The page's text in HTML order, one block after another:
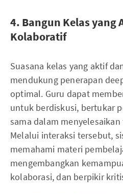
4. Bangun Kelas yang
Kolaboratif
Suasana kelas yang aktif
mendukung penerapan
optimal. Guru dapat
untuk berdiskusi, bertukar
sama dalam
Melalui interaksi tersebut,
memahami materi
mengembangkan
kolaborasi, dan berpikir